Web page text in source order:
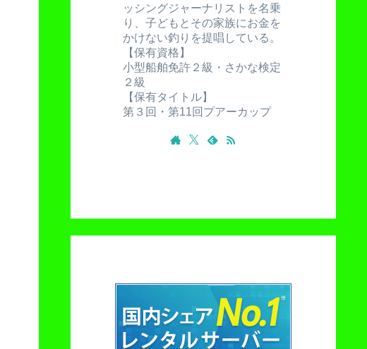
ッシングジャーナリストを名乗
り、子どもとその家族にお金を
かけない釣りを提唱している。
【保有資格】
小型船舶免許２級・さかな検定
２級
【保有タイトル】
第３回・第11回プアーカップ